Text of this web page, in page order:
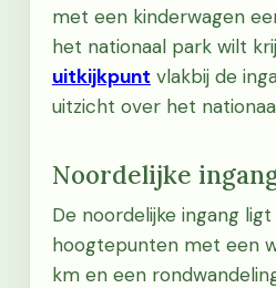
met een kinderwagen
het nationaal park wilt
uitkijkpunt vlakbij de
uitzicht over het
Noordelijke
De noordelijke ingang
hoogtepunten met een
km en een